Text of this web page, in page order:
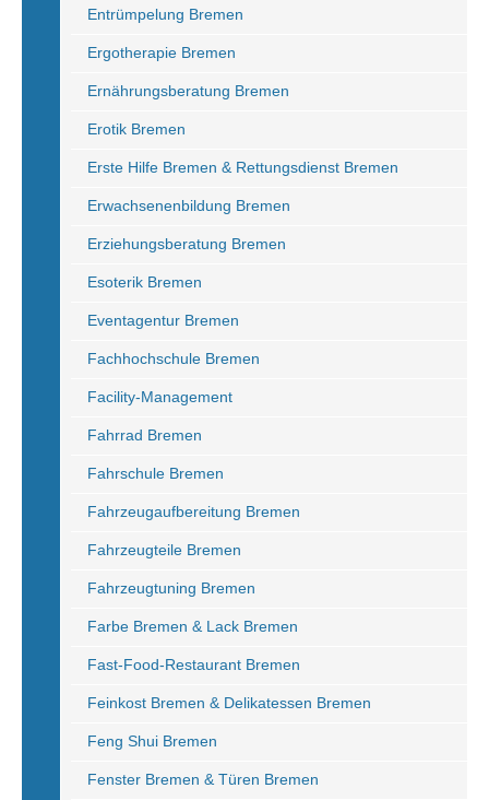
Entrümpelung Bremen
Ergotherapie Bremen
Ernährungsberatung Bremen
Erotik Bremen
Erste Hilfe Bremen & Rettungsdienst Bremen
Erwachsenenbildung Bremen
Erziehungsberatung Bremen
Esoterik Bremen
Eventagentur Bremen
Fachhochschule Bremen
Facility-Management
Fahrrad Bremen
Fahrschule Bremen
Fahrzeugaufbereitung Bremen
Fahrzeugteile Bremen
Fahrzeugtuning Bremen
Farbe Bremen & Lack Bremen
Fast-Food-Restaurant Bremen
Feinkost Bremen & Delikatessen Bremen
Feng Shui Bremen
Fenster Bremen & Türen Bremen